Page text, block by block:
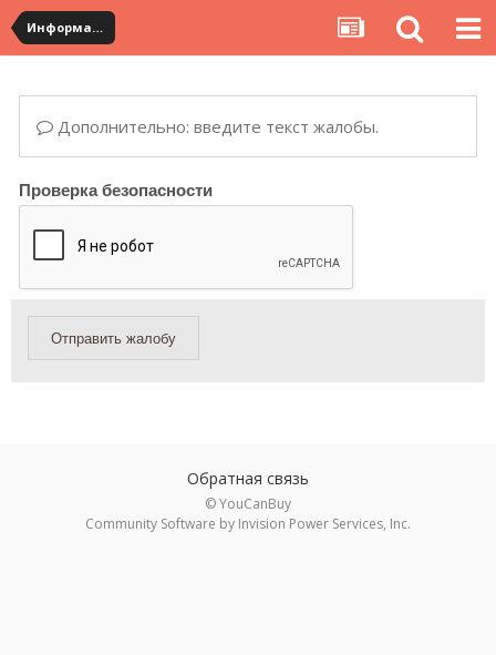
Информация по полученным посылкам
Дополнительно: введите текст жалобы.
Проверка безопасности
Отправить жалобу
Обратная связь
© YouCanBuy
Community Software by Invision Power Services, Inc.